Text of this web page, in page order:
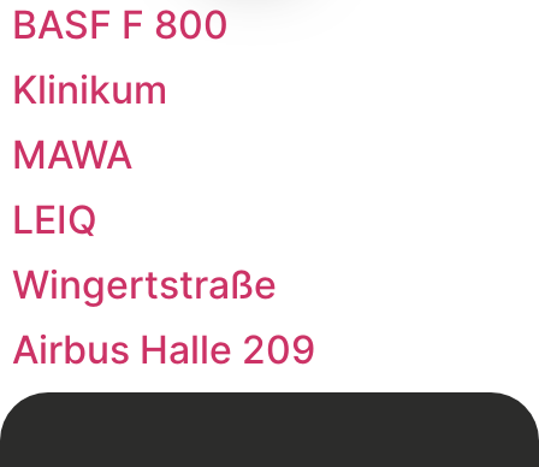
BASF F 800
Klinikum
MAWA
LEIQ
Wingertstraße
Airbus Halle 209